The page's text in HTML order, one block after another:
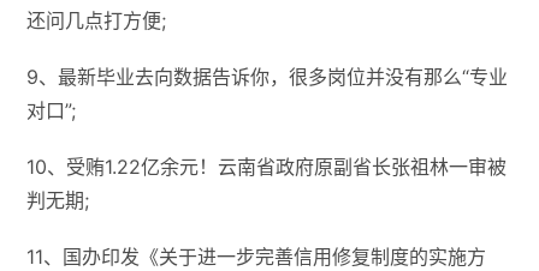
还问几点打方便;
9、最新毕业去向数据告诉你，很多岗位并没有那么“专业
对口”;
10、受贿1.22亿余元！云南省政府原副省长张祖林一审被
判无期;
11、国办印发《关于进一步完善信用修复制度的实施方